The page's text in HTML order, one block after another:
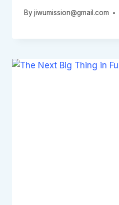
By jiwumission@gmail.com